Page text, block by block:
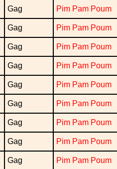
Gag Pim Pam Poum
Gag Pim Pam Poum
Gag Pim Pam Poum
Gag Pim Pam Poum
Gag Pim Pam Poum
Gag Pim Pam Poum
Gag Pim Pam Poum
Gag Pim Pam Poum
Gag Pim Pam Poum